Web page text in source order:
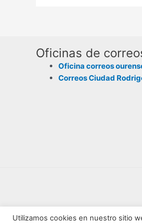
Oficinas de
Oficina correos
Correos Ciudad
Utilizamos cookies en nuestro sitio